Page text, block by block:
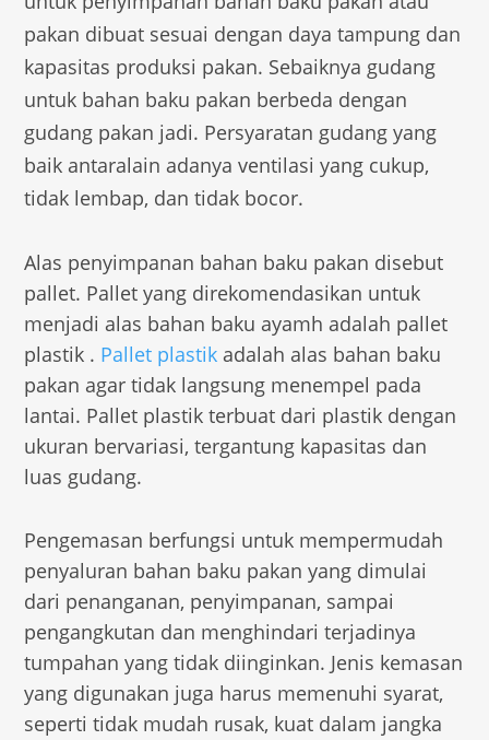
pakan dibuat sesuai dengan daya tampung dan
kapasitas produksi pakan. Sebaiknya gudang
untuk bahan baku pakan berbeda dengan
gudang pakan jadi. Persyaratan gudang yang
baik antaralain adanya ventilasi yang cukup,
tidak lembap, dan tidak bocor.
Alas penyimpanan bahan baku pakan disebut
pallet. Pallet yang direkomendasikan untuk
menjadi alas bahan baku ayamh adalah pallet
plastik . Pallet plastik adalah alas bahan baku
pakan agar tidak langsung menempel pada
lantai. Pallet plastik terbuat dari plastik dengan
ukuran bervariasi, tergantung kapasitas dan
luas gudang.
Pengemasan berfungsi untuk mempermudah
penyaluran bahan baku pakan yang dimulai
dari penanganan, penyimpanan, sampai
pengangkutan dan menghindari terjadinya
tumpahan yang tidak diinginkan. Jenis kemasan
yang digunakan juga harus memenuhi syarat,
seperti tidak mudah rusak, kuat dalam jangka